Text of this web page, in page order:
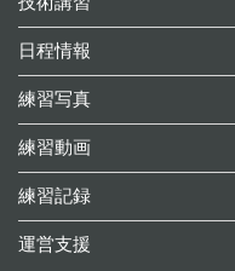
日程情報
練習写真
練習動画
練習記録
運営支援